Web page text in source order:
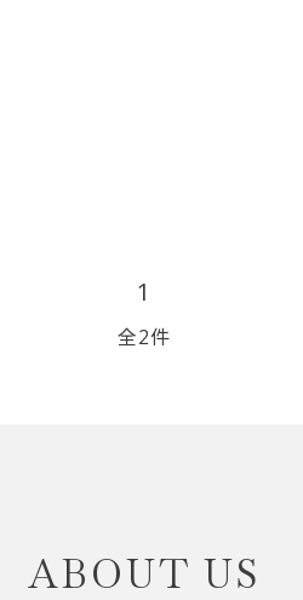
1
全2件
ABOUT US